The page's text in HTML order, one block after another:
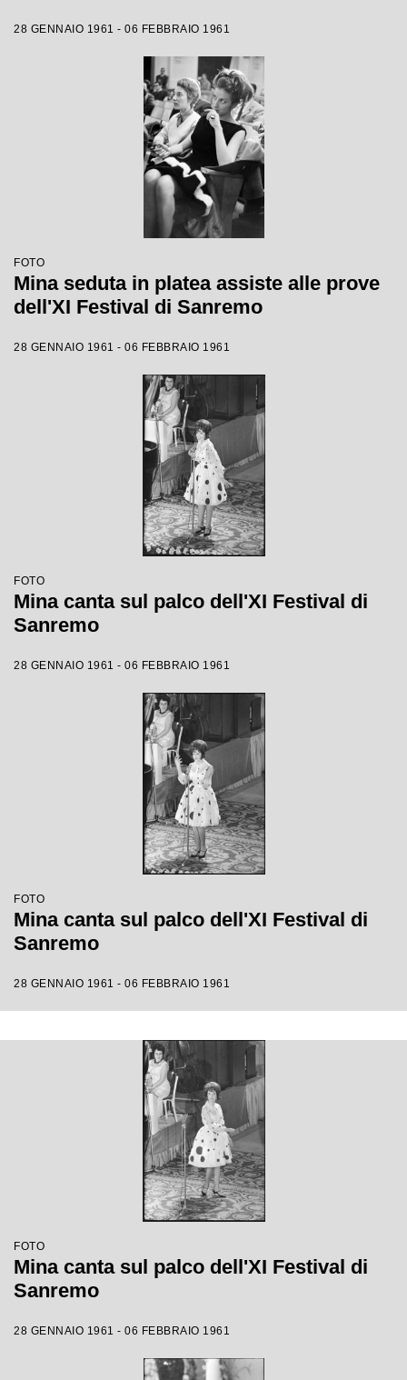
28 GENNAIO 1961 - 06 FEBBRAIO 1961
FOTO
Mina seduta in platea assiste alle prove
dell'XI Festival di Sanremo
28 GENNAIO 1961 - 06 FEBBRAIO 1961
FOTO
Mina canta sul palco dell'XI Festival di
Sanremo
28 GENNAIO 1961 - 06 FEBBRAIO 1961
FOTO
Mina canta sul palco dell'XI Festival di
Sanremo
28 GENNAIO 1961 - 06 FEBBRAIO 1961
FOTO
Mina canta sul palco dell'XI Festival di
Sanremo
28 GENNAIO 1961 - 06 FEBBRAIO 1961